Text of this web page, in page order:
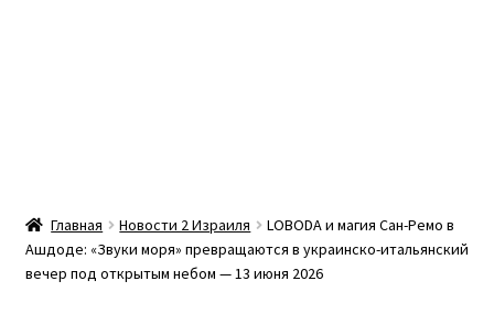
Компания
Главная Новости 2 Израиля
LOBODA и магия Сан-Ремо в
Ашдоде: «Звуки моря» превращаются в украинско-итальянский
вечер под открытым небом — 13 июня 2026